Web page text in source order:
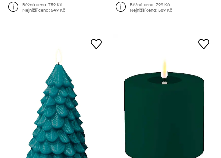
Běžná cena:759 Kč
Nejnižší cena:549 Kč
Běžná cena:799 Kč
Nejnižší cena:589 Kč